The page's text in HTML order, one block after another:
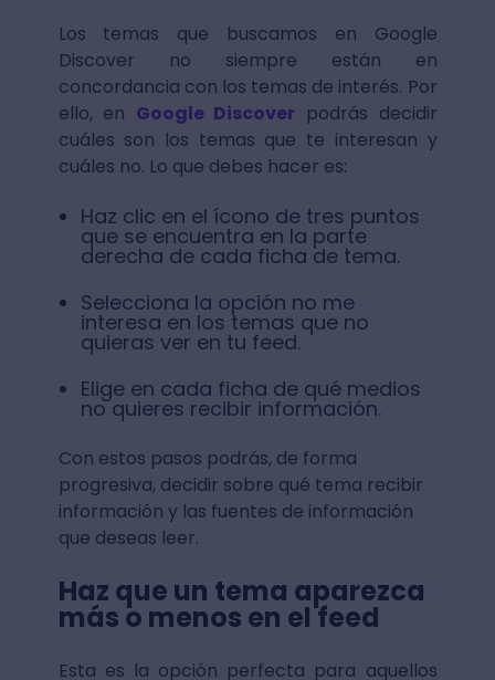
Los temas que buscamos en Google
Discover no siempre están en
concordancia con los temas de interés. Por
ello, en Google Discover podrás decidir
cuáles son los temas que te interesan y
cuáles no. Lo que debes hacer es:
Haz clic en el ícono de tres puntos
que se encuentra en la parte
derecha de cada ficha de tema.
Selecciona la opción no me
interesa en los temas que no
quieras ver en tu feed.
Elige en cada ficha de qué medios
no quieres recibir información.
Con estos pasos podrás, de forma
progresiva, decidir sobre qué tema recibir
información y las fuentes de información
que deseas leer.
Haz que un tema aparezca
más o menos en el feed
Esta es la opción perfecta para aquellos